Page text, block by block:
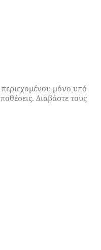
μόνο υπό
Διαβάστε τους